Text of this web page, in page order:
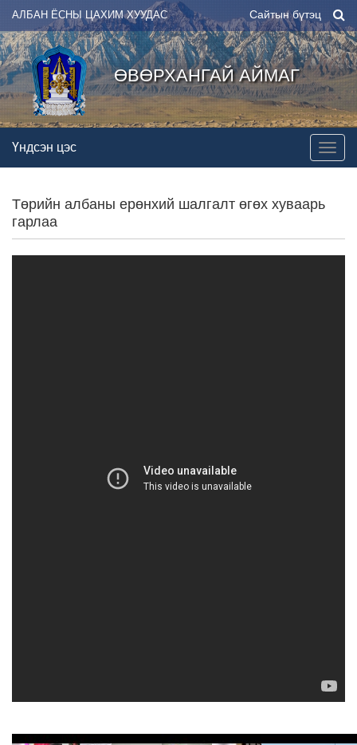
АЛБАН ЁСНЫ ЦАХИМ ХУУДАС Сайтын бүтэц
ӨВӨРХАНГАЙ АЙМАГ
Үндсэн цэс
Төрийн албаны ерөнхий шалгалт өгөх хуваарь
гарлаа